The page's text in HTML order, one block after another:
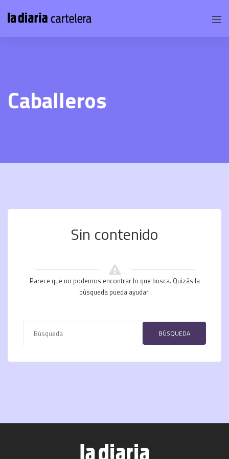
Caballeros
Sin contenido
Parece que no podemos encontrar lo que busca. Quizás la
búsqueda pueda ayudar.
BÚSQUEDA